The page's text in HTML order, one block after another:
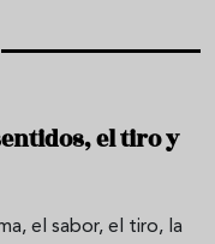
el tiro y
el sabor, el tiro, la